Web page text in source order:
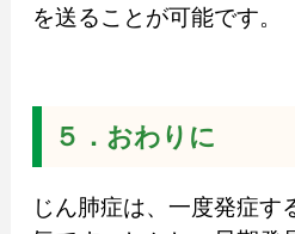
を送ることが可能です。
５．おわりに
じん肺症は、一度発症す